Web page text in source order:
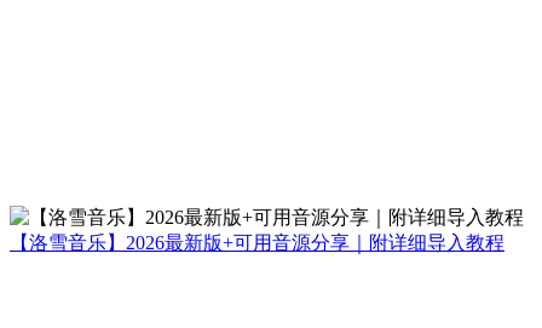
【洛雪音乐】2026最新版+可用音源分享｜附详细导入教程